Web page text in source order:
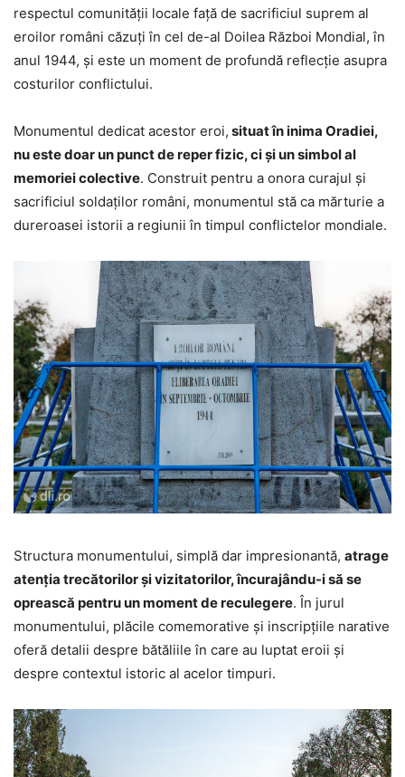
respectul comunității locale față de sacrificiul suprem al
eroilor români căzuți în cel de-al Doilea Război Mondial, în
anul 1944, și este un moment de profundă reflecție asupra
costurilor conflictului.
Monumentul dedicat acestor eroi, situat în inima Oradiei,
nu este doar un punct de reper fizic, ci și un simbol al
memoriei colective. Construit pentru a onora curajul și
sacrificiul soldaților români, monumentul stă ca mărturie a
dureroasei istorii a regiunii în timpul conflictelor mondiale.
Structura monumentului, simplă dar impresionantă, atrage
atenția trecătorilor și vizitatorilor, încurajându-i să se
oprească pentru un moment de reculegere. În jurul
monumentului, plăcile comemorative și inscripțiile narative
oferă detalii despre bătăliile în care au luptat eroii și
despre contextul istoric al acelor timpuri.